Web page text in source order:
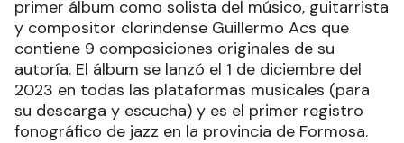
primer álbum como solista del músico, guitarrista
y compositor clorindense Guillermo Acs que
contiene 9 composiciones originales de su
autoría. El álbum se lanzó el 1 de diciembre del
2023 en todas las plataformas musicales (para
su descarga y escucha) y es el primer registro
fonográfico de jazz en la provincia de Formosa.